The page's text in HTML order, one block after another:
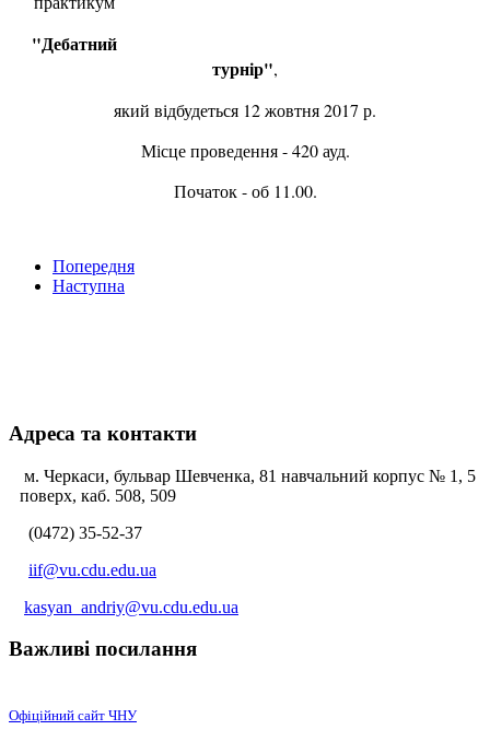
"Дебатний
турнір",
який відбудеться 12 жовтня 2017 р.
Місце проведення - 420 ауд.
Початок - об 11.00.
Попередня
Наступна
Адреса та контакти
м. Черкаси, бульвар Шевченка, 81 навчальний корпус № 1, 5
поверх, каб. 508, 509
(0472) 35-52-37
iif@vu.cdu.edu.ua
kasyan_andriy@vu.cdu.edu.ua
Важливі посилання
Офіційний сайт ЧНУ